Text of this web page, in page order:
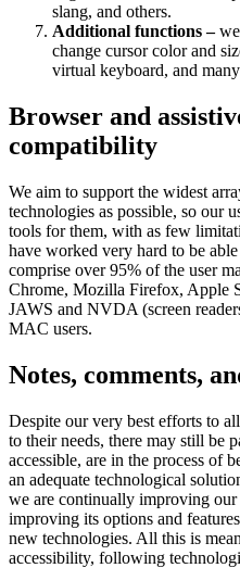
slang, and others.
Additional functions –we
change cursor color and
virtual keyboard, and
Browser and
compatibility
We aim to support the widest
technologies as possible, so our
tools for them, with as few
have worked very hard to be
comprise over 95% of the user
Chrome, Mozilla Firefox, Apple
JAWS and NVDA (screen
MAC users.
Notes, comments,
Despite our very best efforts to
to their needs, there may still be
accessible, are in the process of
an adequate technological
we are continually improving
improving its options and
new technologies. All this is
accessibility, following